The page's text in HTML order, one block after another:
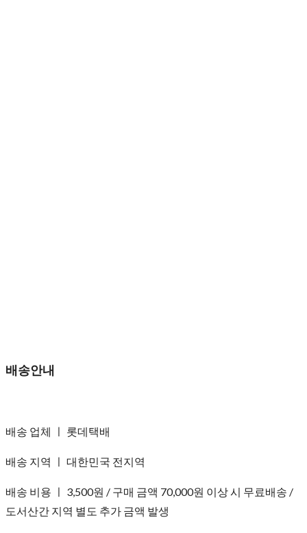
배송안내
배송 업체 ㅣ 롯데택배
배송 지역 ㅣ 대한민국 전지역
배송 비용 ㅣ 3,500원 / 구매 금액 70,000원 이상 시 무료배송 /
도서산간 지역 별도 추가 금액 발생